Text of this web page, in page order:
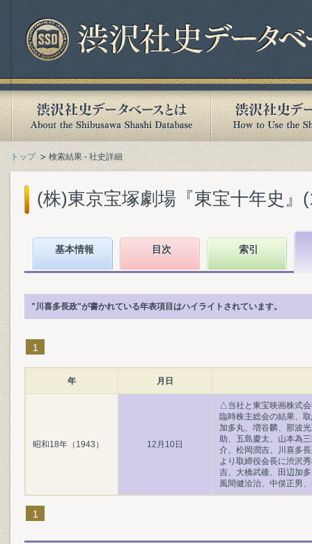
トップ 検索結果 - 社史詳細
(株)東京宝塚劇場『東宝十年史』
基本情報 目次 索引
"川喜多長政"が書かれている年表項目はハイライトされています。
1
年 月日
昭和18年（1943） 12月10日
△当社と東宝映画株式
臨時株主総会の結果、
加多丸、増谷麟、那波
助、五島慶太、山本為
介、松岡潤吉、川喜多
より取締役会長に渋沢
吉、大橋武碓、田辺加
風間健洽治、中俣正男
1